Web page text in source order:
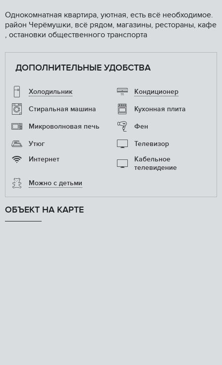
Однокомнатная квартира, уютная, есть всё необходимое.
район Черёмушки, всё рядом, магазины, рестораны, кафе
, остановки общественного транспорта
ДОПОЛНИТЕЛЬНЫЕ УДОБСТВА
Холодильник Кондиционер
Стиральная машина Кухонная плита
Микроволновая печь Фен
Утюг
Телевизор
Интернет
Кабельное
телевидение
Можно с детьми
ОБЪЕКТ НА КАРТЕ